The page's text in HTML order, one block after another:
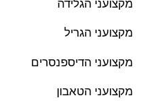
מקצועני הגלידה
מקצועני הגריל
מקצועני הדיספנסרים
מקצועני הטאבון